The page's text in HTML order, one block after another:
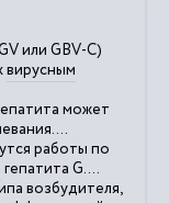
или GBV-C)
вирусным
может
работы по
гепатита G....
возбудителя,